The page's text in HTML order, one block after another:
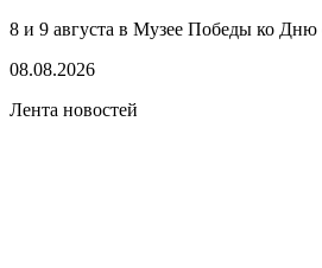
8 и 9 августа в Музее Победы ко
08.08.2026
Лента новостей